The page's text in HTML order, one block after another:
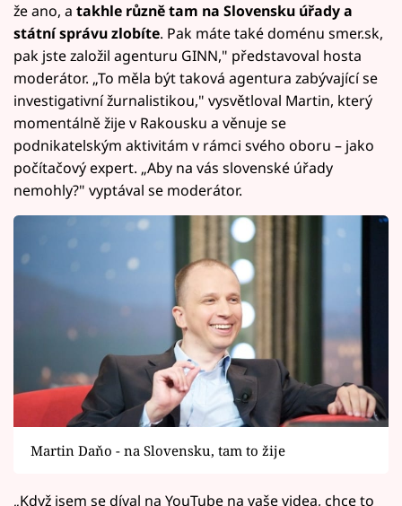
že ano, a takhle různě tam na Slovensku úřady a
státní správu zlobíte. Pak máte také doménu smer.sk,
pak jste založil agenturu GINN," představoval hosta
moderátor. „To měla být taková agentura zabývající se
investigativní žurnalistikou," vysvětloval Martin, který
momentálně žije v Rakousku a věnuje se
podnikatelským aktivitám v rámci svého oboru – jako
počítačový expert. „Aby na vás slovenské úřady
nemohly?" vyptával se moderátor.
Martin Daňo - na Slovensku, tam to žije
„Když jsem se díval na YouTube na vaše videa, chce to